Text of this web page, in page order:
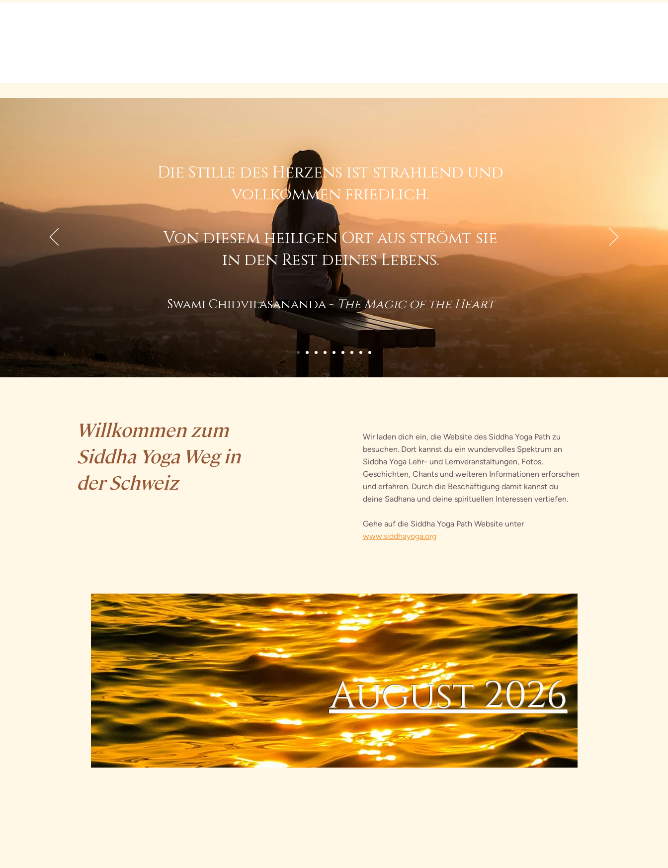
Die Stille des Herzens ist strahlend und
vollkommen friedlich.
Von diesem heiligen Ort aus strömt sie
in den Rest deinesLebens.
Swami Chidvilasananda - The Magic of the Heart
Willkommen zum
Siddha Yoga Weg in
der Schweiz
Wir laden dich ein, die Website des Siddha Yoga Path zu
besuchen. Dort kannst du ein wundervolles Spektrum an
Siddha Yoga Lehr- und Lernveranstaltungen, Fotos,
Geschichten, Chants und weiteren Informationen erforschen
und erfahren. Durch die Beschäftigung damit kannst du
deine Sadhana und deine spirituellen Interessen vertiefen.
Gehe auf die Siddha Yoga Path Website unter
www.siddhayoga.org
August 2026